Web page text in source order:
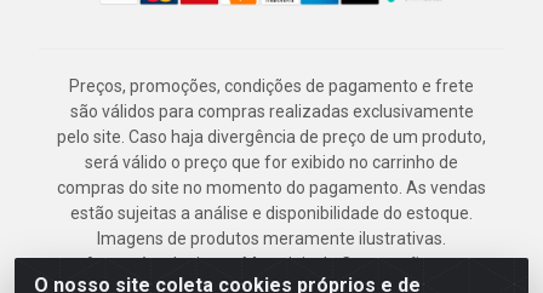
O nosso site coleta cookies próprios e de
Preços, promoções, condições de pagamento e frete
são válidos para compras realizadas exclusivamente
pelo site. Caso haja divergência de preço de um produto,
será válido o preço que for exibido no carrinho de
compras do site no momento do pagamento. As vendas
estão sujeitas a análise e disponibilidade do estoque.
Imagens de produtos meramente ilustrativas.
Armazém Jenipapo Materiais de Construção em